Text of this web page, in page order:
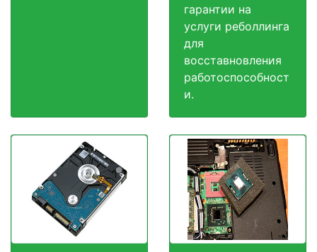
гарантии на
услуги реболлинга
для
восставновления
работоспособност
и.